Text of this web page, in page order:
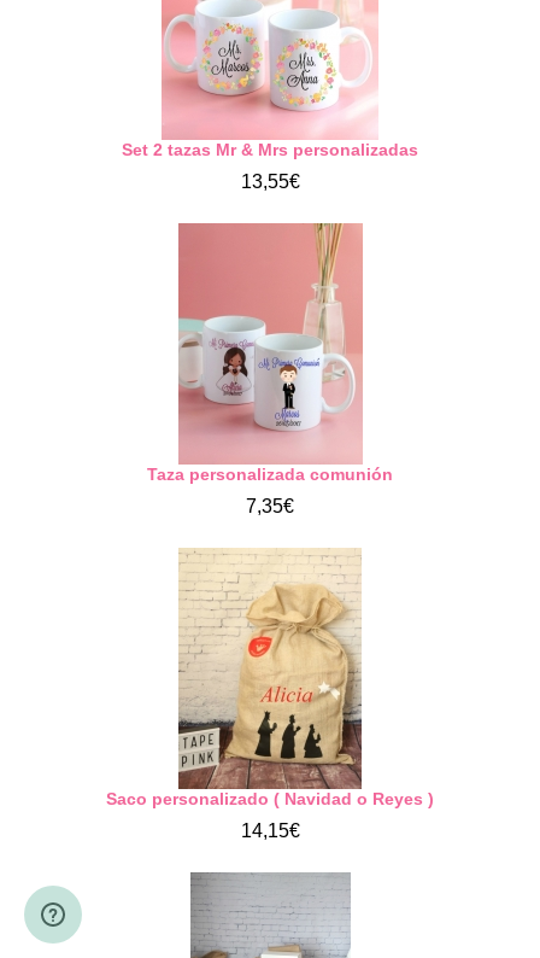
Set 2 tazas Mr & Mrs personalizadas
13,55€
Taza personalizada comunión
7,35€
Saco personalizado ( Navidad o Reyes )
14,15€